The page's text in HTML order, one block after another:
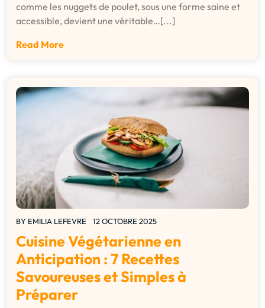
comme les nuggets de poulet, sous une forme saine et
accessible, devient une véritable…[...]
Read More
BY EMILIA LEFEVRE 12 OCTOBRE 2025
Cuisine Végétarienne en
Anticipation : 7 Recettes
Savoureuses et Simples à
Préparer